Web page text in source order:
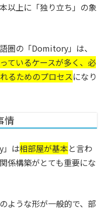
以上に「独り立ち」の象
圏の「Domitory」は、
ているケースが多く、必
るためのプロセスになり
情
」は相部屋が基本と言わ
係構築がとても重要にな
ような形が一般的で、部